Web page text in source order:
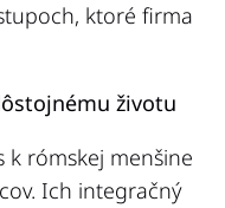
ktoré firma
životu
k rómskej menšine
Ich integračný